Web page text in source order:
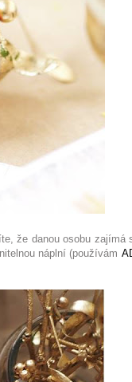
že danou osobu zajímá
náplní (používám